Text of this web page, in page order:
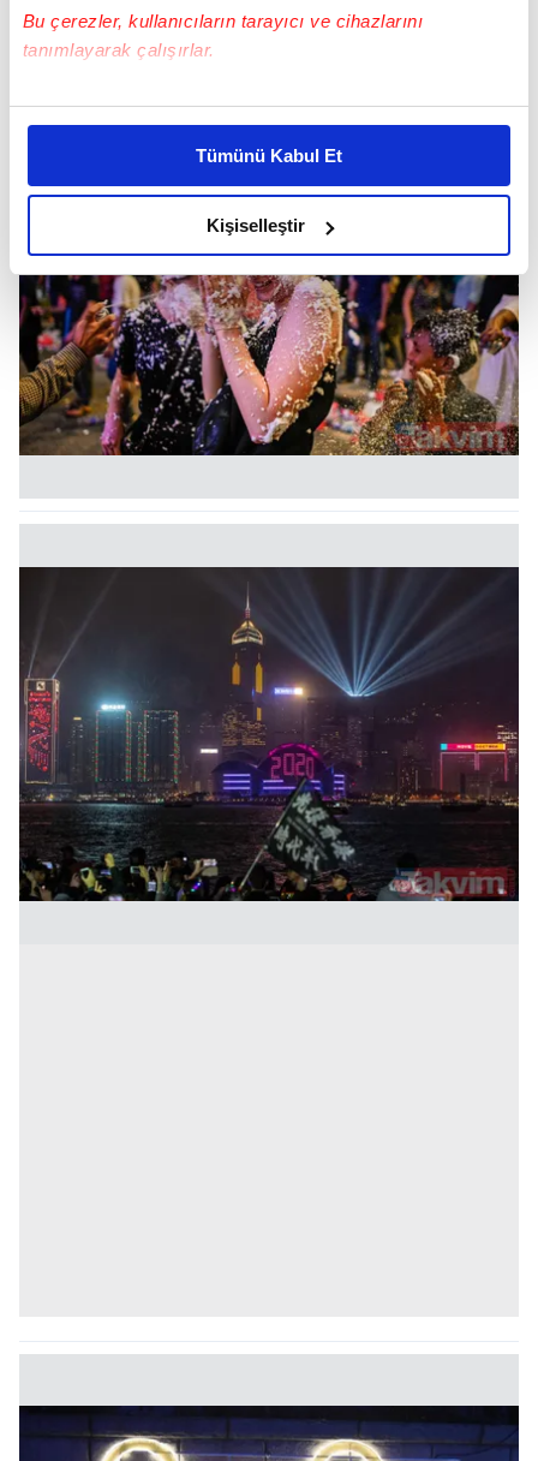
Bu çerezler, kullanıcıların tarayıcı ve cihazlarını
tanımlayarak çalışırlar.
Bu çerezlere izin vermeniz halinde sizlere özel
daha iyi reklam deneyimi yaşatabiliriz. Bunu yaparken
amacımızın size daha iyi bir reklam deneyimi sunmak
olduğunu ve sizlere en iyi içerikleri sunabilmek adına
elimizden gelen çabayı gösterdiğimizi ve bu noktada,
reklamların maliyetlerimizi karşılamak noktasında tek gelir
kalemimiz olduğunu sizlere hatırlatmak isteriz.
Her halükârda, kullanıcılar, bu çerezlere izin vermedikleri
takdirde, kullanıcılara hedefli reklamlar
gösterilmeyecektir."
Sitemizde kendimize ve üçüncü kişilere ait çerezler
verileriniz işlenmekte olup gerekli olan çerezler bilgi
toplumu hizmetlerinin sunulması amacıyla
kullanılmaktadır. Diğer çerezler, sitemizin daha işlevsel
kılınması ve kişiselleştirilmesi ve sizlere yönelik
reklam/pazarlama faaliyetlerinin yapılması, amaçlarıyla
sınırlı olarak açık rızanız dahilinde kullanılacaktır.
Çerezlere ilişkin tercihlerinizi aşağıda yer alan panel
vasıtasıyla belirleyebilirsiniz. Çerezlere ilişkin detaylı bilgi
için Ayarlar butonuna tıklayabilir,Çerez Bilgilendirme
Metnimiziziyaret edebilirsiniz.
Tümünü Kabul Et
Kişiselleştir